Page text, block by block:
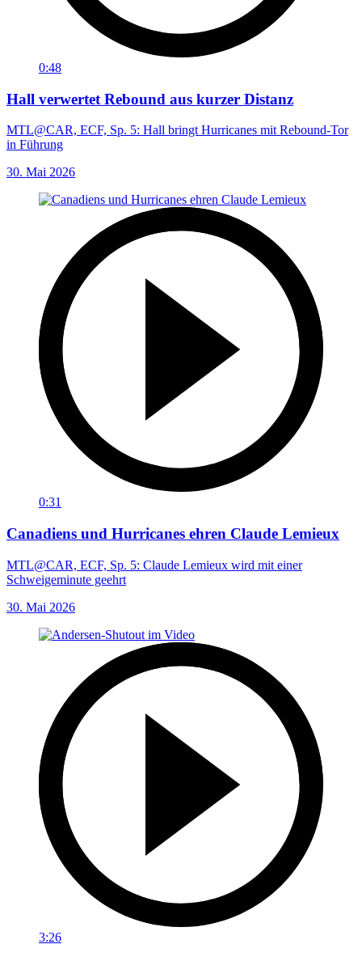
0:48
Hall verwertet Rebound aus kurzer Distanz
MTL@CAR, ECF, Sp. 5: Hall bringt Hurricanes mit Rebound-Tor
in Führung
30. Mai 2026
0:31
Canadiens und Hurricanes ehren Claude Lemieux
MTL@CAR, ECF, Sp. 5: Claude Lemieux wird mit einer
Schweigeminute geehrt
30. Mai 2026
3:26